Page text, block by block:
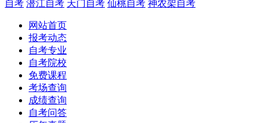
自考 潜江自考 天门自考 仙桃自考 神农架自考
网站首页
报考动态
自考专业
自考院校
免费课程
考场查询
成绩查询
自考问答